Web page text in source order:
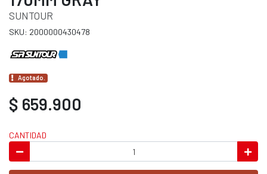
SUNTOUR
SKU: 2000000430478
Agotado.
$ 659.900
CANTIDAD